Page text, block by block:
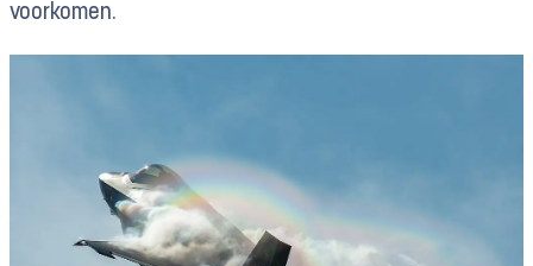
voorkomen.